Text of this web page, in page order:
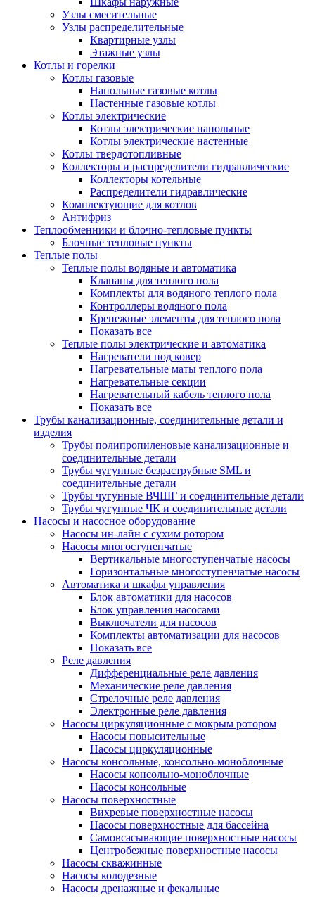
Узлы смесительные
Узлы распределительные
Квартирные узлы
Этажные узлы
Котлы и горелки
Котлы газовые
Напольные газовые котлы
Настенные газовые котлы
Котлы электрические
Котлы электрические напольные
Котлы электрические настенные
Котлы твердотопливные
Коллекторы и распределители гидравлические
Коллекторы котельные
Распределители гидравлические
Комплектующие для котлов
Антифриз
Теплообменники и блочно-тепловые пункты
Блочные тепловые пункты
Теплые полы
Теплые полы водяные и автоматика
Клапаны для теплого пола
Комплекты для водяного теплого пола
Контроллеры водяного пола
Крепежные элементы для теплого пола
Показать все
Теплые полы электрические и автоматика
Нагреватели под ковер
Нагревательные маты теплого пола
Нагревательные секции
Нагревательный кабель теплого пола
Показать все
Трубы канализационные, соединительные детали и
изделия
Трубы полипропиленовые канализационные и
соединительные детали
Трубы чугунные безраструбные SML и
соединительные детали
Трубы чугунные ВЧШГ и соединительные детали
Трубы чугунные ЧК и соединительные детали
Насосы и насосное оборудование
Насосы ин-лайн с сухим ротором
Насосы многоступенчатые
Вертикальные многоступенчатые насосы
Горизонтальные многоступенчатые насосы
Автоматика и шкафы управления
Блок автоматики для насосов
Блок управления насосами
Выключатели для насосов
Комплекты автоматизации для насосов
Показать все
Реле давления
Дифференциальные реле давления
Механические реле давления
Стрелочные реле давления
Электронные реле давления
Насосы циркуляционные с мокрым ротором
Насосы повысительные
Насосы циркуляционные
Насосы консольные, консольно-моноблочные
Насосы консольно-моноблочные
Насосы консольные
Насосы поверхностные
Вихревые поверхностные насосы
Насосы поверхностные для бассейна
Самовсасывающие поверхностные насосы
Центробежные поверхностные насосы
Насосы скважинные
Насосы колодезные
Насосы дренажные и фекальные